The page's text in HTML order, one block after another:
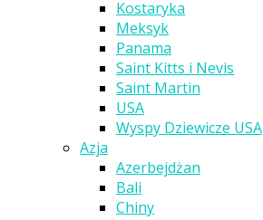
Kostaryka
Meksyk
Panama
Saint Kitts i Nevis
Saint Martin
USA
Wyspy Dziewicze USA
Azja
Azerbejdżan
Bali
Chiny